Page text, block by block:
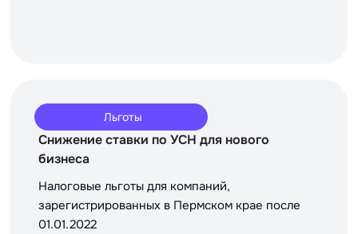
Льготы
Снижение ставки по УСН для нового
бизнеса
Налоговые льготы для компаний,
зарегистрированных в Пермском крае после
01.01.2022